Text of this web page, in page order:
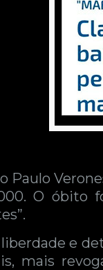
O óbito
e
mais